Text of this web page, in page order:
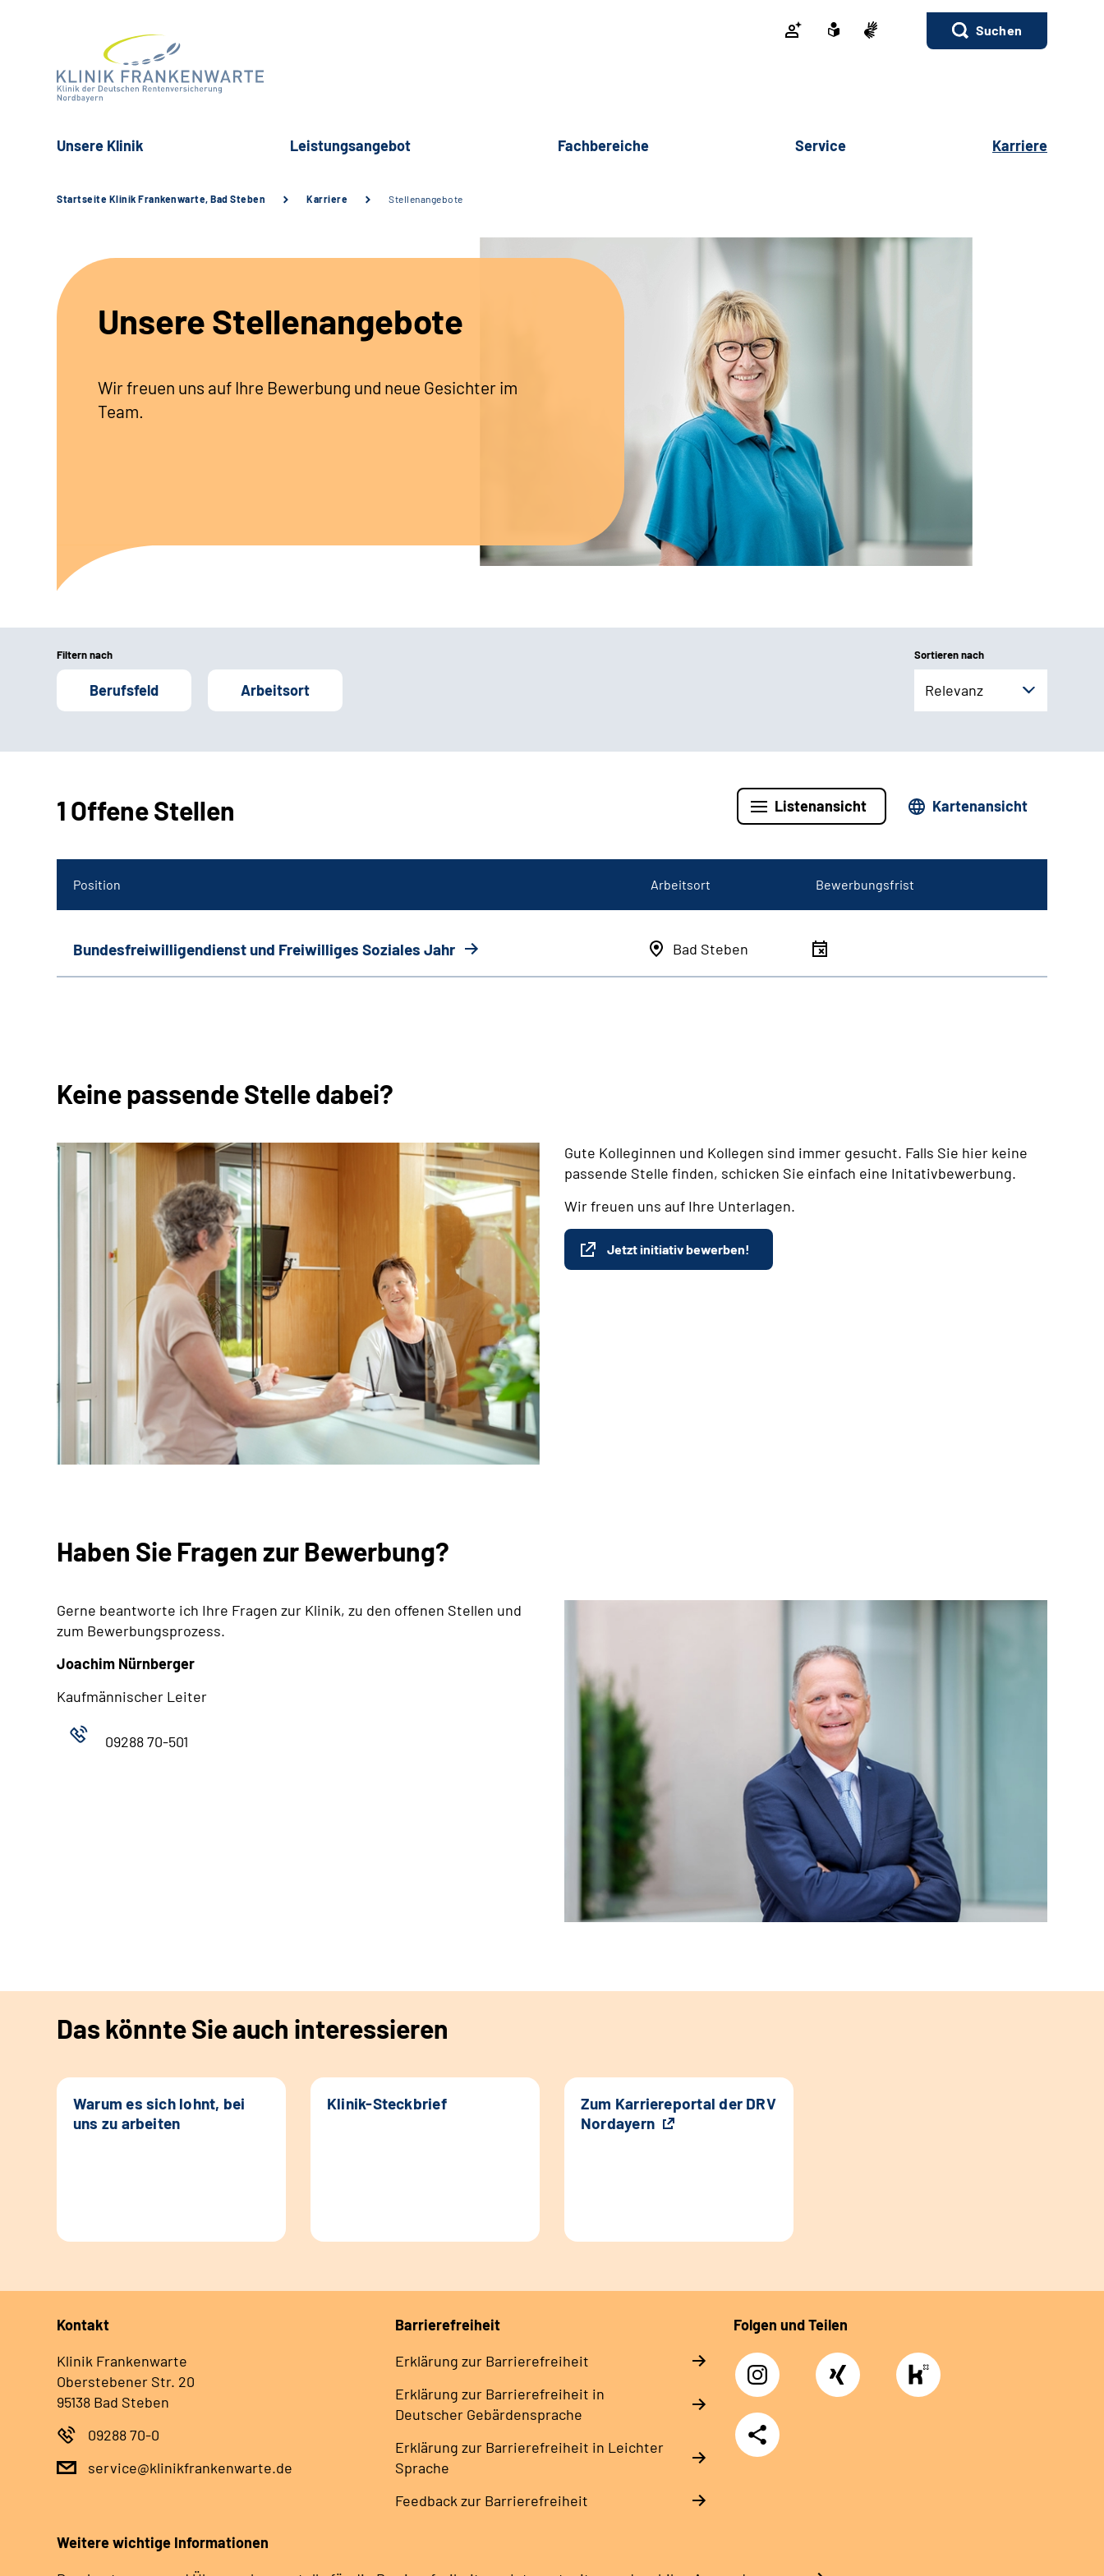
Suchen
Unsere Klinik Leistungsangebot Fachbereiche Service Karriere
Startseite Klinik Frankenwarte, Bad Steben Karriere Stellenangebote
Unsere Stellenangebote
Wir freuen uns auf Ihre Bewerbung und neue Gesichter im
Team.
Filtern nach
Berufsfeld Arbeitsort
Sortieren nach
Relevanz
1 Offene Stellen Listenansicht Kartenansicht
Position Arbeitsort Bewerbungsfrist
Bundesfreiwilligendienst und Freiwilliges Soziales Jahr Bad Steben
Keine passende Stelle dabei?
Gute Kolleginnen und Kollegen sind immer gesucht. Falls Sie hier keine
passende Stelle finden, schicken Sie einfach eine Initativbewerbung.
Wir freuen uns auf Ihre Unterlagen.
Jetzt initiativ bewerben!
Haben Sie Fragen zur Bewerbung?
Gerne beantworte ich Ihre Fragen zur Klinik, zu den offenen Stellen und
zum Bewerbungsprozess.
Joachim Nürnberger
Kaufmännischer Leiter
09288 70-501
Das könnte Sie auch interessieren
Warum es sich lohnt, bei
uns zu arbeiten
Klinik-Steckbrief
Zum Karriereportal der DRV
Nordayern
Kontakt
Klinik Frankenwarte
Oberstebener Str. 20
95138 Bad Steben
09288 70-0
service@klinikfrankenwarte.de
Barrierefreiheit
Erklärung zur Barrierefreiheit
Erklärung zur Barrierefreiheit in
Deutscher Gebärdensprache
Erklärung zur Barrierefreiheit in Leichter
Sprache
Feedback zur Barrierefreiheit
Folgen und Teilen
Instagram Xing
https://www.kununu.com/de/deutsche-
rentenversicherung-
nordbayern6
Teilen
Weitere wichtige Informationen